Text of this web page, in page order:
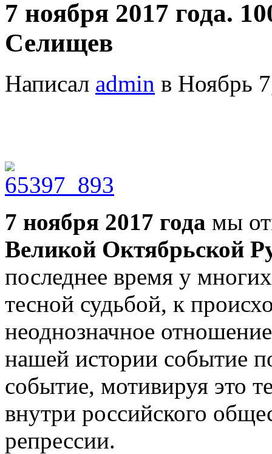
7 ноября 2017 года.
Селищев
Написал admin в Ноябрь
7 ноября 2017 года мы
Великой Октябрьской
последнее время у
тесной судьбой, к
неоднозначное
нашей истории событие
событие, мотивируя это
внутри российского
репрессии.